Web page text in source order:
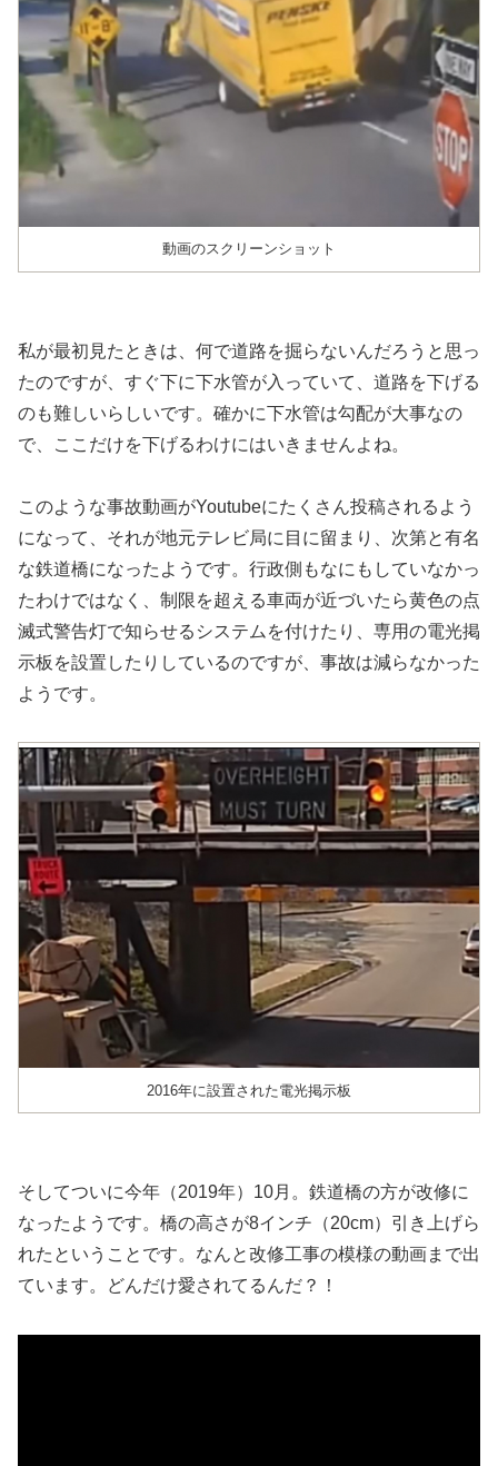
動画のスクリーンショット
私が最初見たときは、何で道路を掘らないんだろうと思っ
たのですが、すぐ下に下水管が入っていて、道路を下げる
のも難しいらしいです。確かに下水管は勾配が大事なの
で、ここだけを下げるわけにはいきませんよね。
このような事故動画がYoutubeにたくさん投稿されるよう
になって、それが地元テレビ局に目に留まり、次第と有名
な鉄道橋になったようです。行政側もなにもしていなかっ
たわけではなく、制限を超える車両が近づいたら黄色の点
滅式警告灯で知らせるシステムを付けたり、専用の電光掲
示板を設置したりしているのですが、事故は減らなかった
ようです。
2016年に設置された電光掲示板
そしてついに今年（2019年）10月。鉄道橋の方が改修に
なったようです。橋の高さが8インチ（20cm）引き上げら
れたということです。なんと改修工事の模様の動画まで出
ています。どんだけ愛されてるんだ？！